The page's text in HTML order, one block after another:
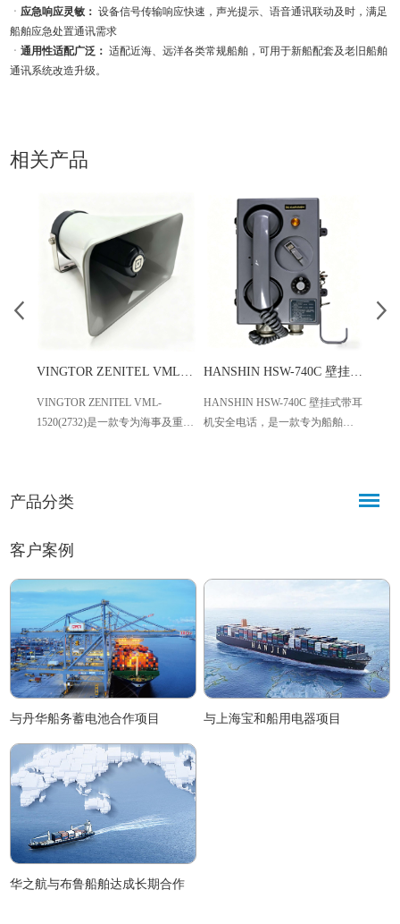
ㆍ应急响应灵敏： 设备信号传输响应快速，声光提示、语音通讯联动及时，满足
船舶应急处置通讯需求
ㆍ通用性适配广泛： 适配近海、远洋各类常规船舶，可用于新船配套及老旧船舶
通讯系统改造升级。
相关产品
VINGTOR ZENITEL VML-1520(2732)海事号角扬声器
VINGTOR ZENITEL VML-
1520(2732)是一款专为海事及重工
设备搭载15W额定功率、20Ω标准
构。
HANSHIN HSW-740C 壁挂式带耳机安全电话 船舶专用
HANSHIN HSW-740C 壁挂式带耳
机安全电话，是一款专为船舶领
用，
产品分类
客户案例
与丹华船务蓄电池合作项目 与上海宝和船用电器项目
华之航与布鲁船舶达成长期合作